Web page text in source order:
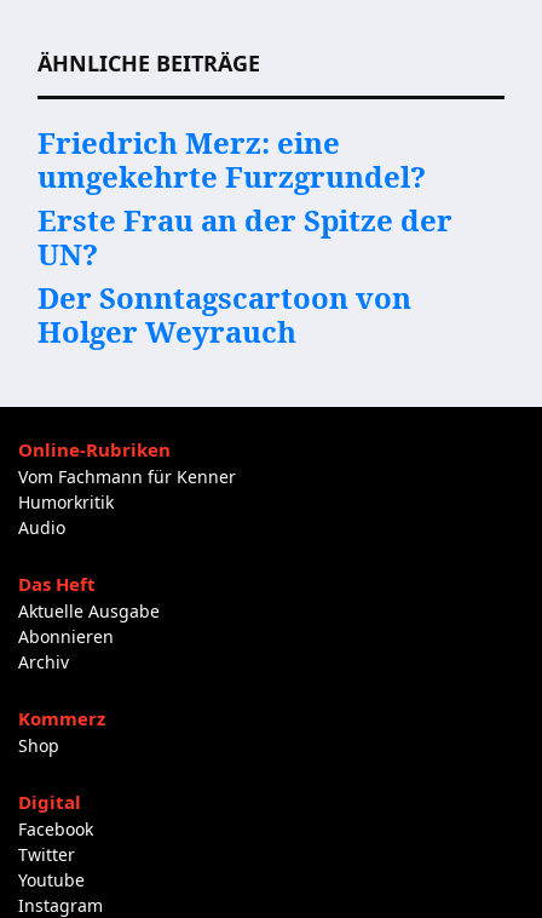
ÄHNLICHE BEITRÄGE
Friedrich Merz: eine
umgekehrte Furzgrundel?
Erste Frau an der Spitze der
UN?
Der Sonntagscartoon von
Holger Weyrauch
Online-Rubriken
Vom Fachmann für Kenner
Humorkritik
Audio
Das Heft
Aktuelle Ausgabe
Abonnieren
Archiv
Kommerz
Shop
Digital
Facebook
Twitter
Youtube
Instagram